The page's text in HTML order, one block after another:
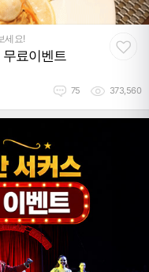
세요!
료이벤트
75 373,560